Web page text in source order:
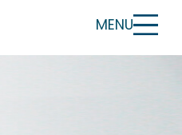
MENU